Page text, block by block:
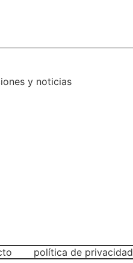
y noticias
política de privacidad